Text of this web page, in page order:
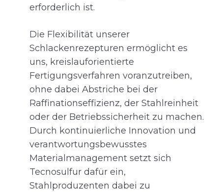
erforderlich ist.
Die Flexibilität unserer
Schlackenrezepturen ermöglicht es
uns, kreislauforientierte
Fertigungsverfahren voranzutreiben,
ohne dabei Abstriche bei der
Raffinationseffizienz, der Stahlreinheit
oder der Betriebssicherheit zu machen.
Durch kontinuierliche Innovation und
verantwortungsbewusstes
Materialmanagement setzt sich
Tecnosulfur dafür ein,
Stahlproduzenten dabei zu